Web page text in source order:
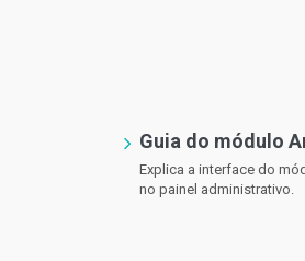
Guia do módulo
Explica a interface do
no painel administrativo.